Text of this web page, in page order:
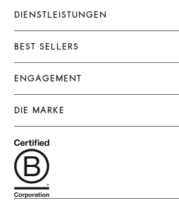
DIENSTLEISTUNGEN
Rücksendungen Und Erstattungen
Lieferung
FAQ
Kundenservice
Grössentabelle
Nutzungsbedingungen
Zugänglichkeit
BEST SELLERS
Kleider
Jumpsuits
Tops & Hemden
Jacken & Mäntel
Pullover & Strickjacken
Rückenfrei
ENGAGEMENT
Unser Engagement
Fussabdruck
Materialen
Partner
Zirkularität
DIE MARKE
Barbara & Sharon
125 Et Après
Neue Kollektion